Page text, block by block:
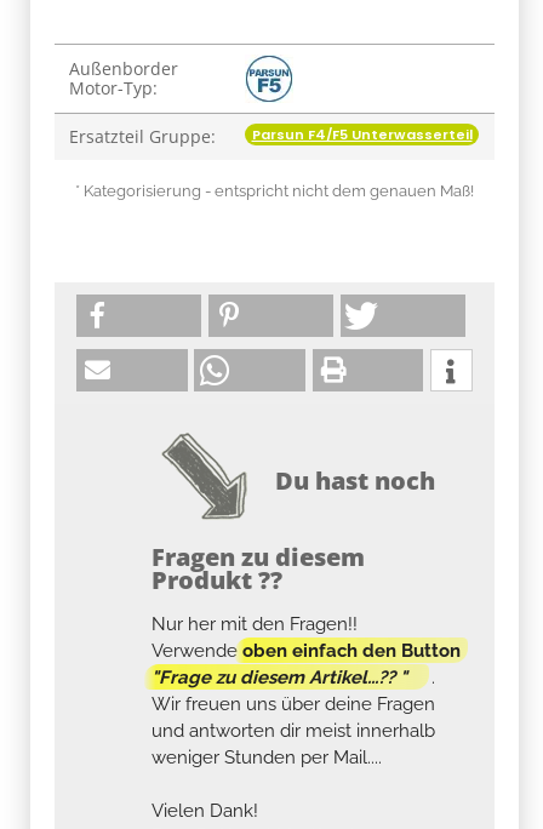
Produkteigenschaft
Wert
Außenborder
Motor-Typ:
Ersatzteil Gruppe: Parsun F4/F5 Unterwasserteil
* Kategorisierung - entspricht nicht dem genauen Maß!
Du hast noch
Fragen zu diesem
Produkt ??
Nur her mit den Fragen!!
Verwendeoben einfach den Button
"Frage zu diesem Artikel...?? "
.
Wir freuen uns über deine Fragen
und antworten dir meist innerhalb
weniger Stunden per Mail....
Vielen Dank!